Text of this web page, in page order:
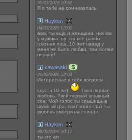
30/03/2026 20:50
Я в тебе не сомневалась
Hayken
04/03/2026 08:01
ааа, ты еще и женщина, ник как
у мужика. ну это все равно
грязная лош, 10 лет назад у
меня не было любви, тем более
первой!
kawasaki
26/02/2026 22:04
Интересные у тебя вопросы
спустя 10 лет
Твоя первая
любовь. Твой первый влажный
сон. Мой голос ты слышишь в
шуме ветра, свет моих глаз ты
видишь смотря на солнце.
Hayken
08/02/2026 20:17
ты кто еп